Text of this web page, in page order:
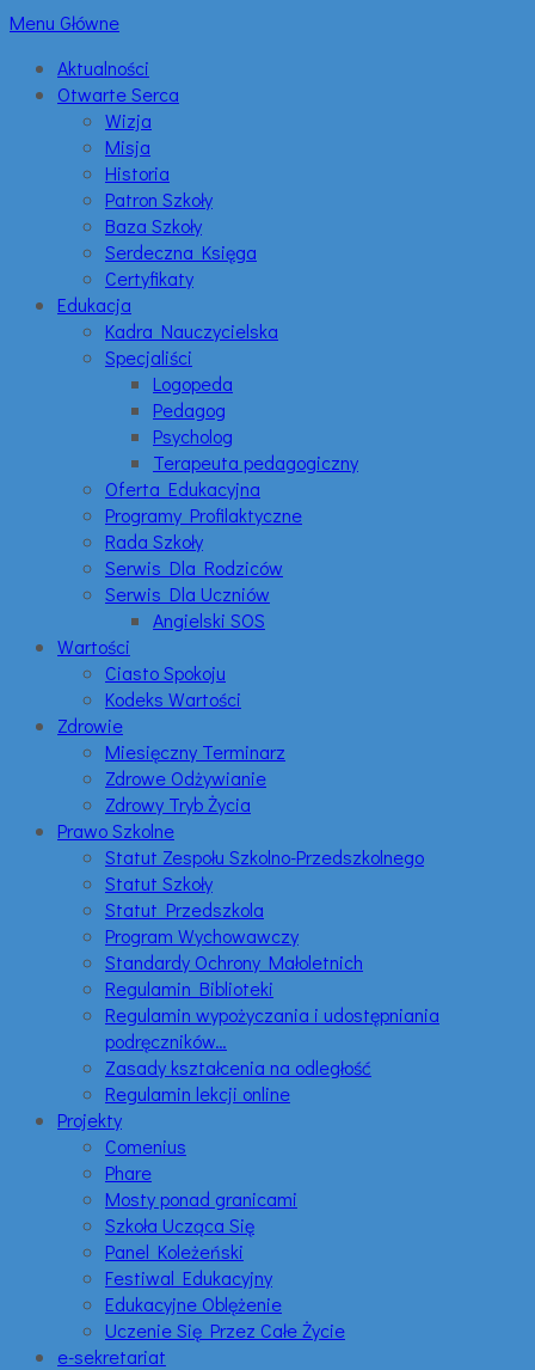
Menu Główne
Aktualności
Otwarte Serca
Wizja
Misja
Historia
Patron Szkoły
Baza Szkoły
Serdeczna Księga
Certyfikaty
Edukacja
Kadra Nauczycielska
Specjaliści
Logopeda
Pedagog
Psycholog
Terapeuta pedagogiczny
Oferta Edukacyjna
Programy Profilaktyczne
Rada Szkoły
Serwis Dla Rodziców
Serwis Dla Uczniów
Angielski SOS
Wartości
Ciasto Spokoju
Kodeks Wartości
Zdrowie
Miesięczny Terminarz
Zdrowe Odżywianie
Zdrowy Tryb Życia
Prawo Szkolne
Statut Zespołu Szkolno-Przedszkolnego
Statut Szkoły
Statut Przedszkola
Program Wychowawczy
Standardy Ochrony Małoletnich
Regulamin Biblioteki
Regulamin wypożyczania i udostępniania
podręczników…
Zasady kształcenia na odległość
Regulamin lekcji online
Projekty
Comenius
Phare
Mosty ponad granicami
Szkoła Ucząca Się
Panel Koleżeński
Festiwal Edukacyjny
Edukacyjne Oblężenie
Uczenie Się Przez Całe Życie
e-sekretariat